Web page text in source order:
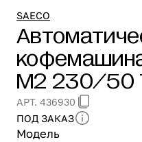
Проектирование
Сервис и
ПОКУПАТЕЛЯМ
Доставка и
Гарантия и
Лизинг
Акции
SAECO
M2 230/50
АРТ. 436930
ПОД ЗАКАЗ
Модель